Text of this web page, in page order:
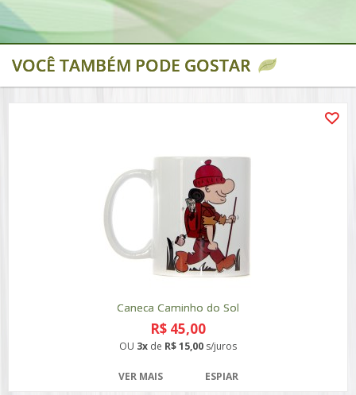
VOCÊ TAMBÉM PODE GOSTAR
Caneca Caminho do Sol
R$ 45,00
OU 3x de R$ 15,00 s/juros
VER MAIS ESPIAR